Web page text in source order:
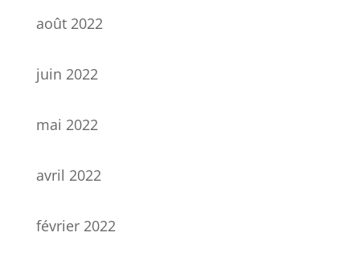
août 2022
juin 2022
mai 2022
avril 2022
février 2022